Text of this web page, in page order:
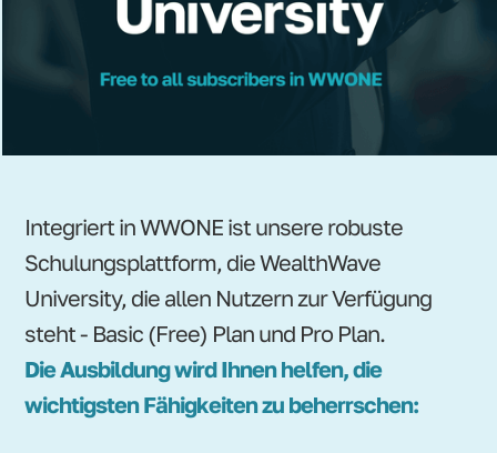
Integriert in WWONE ist unsere robuste
Schulungsplattform, die WealthWave
University, die allen Nutzern zur Verfügung
steht - Basic (Free) Plan und Pro Plan.
Die Ausbildung wird Ihnen helfen, die
wichtigsten Fähigkeiten zu beherrschen: